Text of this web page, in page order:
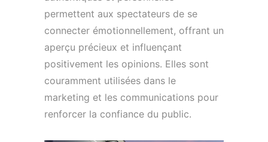
permettent aux spectateurs de se
connecter émotionnellement, offrant un
aperçu précieux et influençant
positivement les opinions. Elles sont
couramment utilisées dans le
marketing et les communications pour
renforcer la confiance du public.